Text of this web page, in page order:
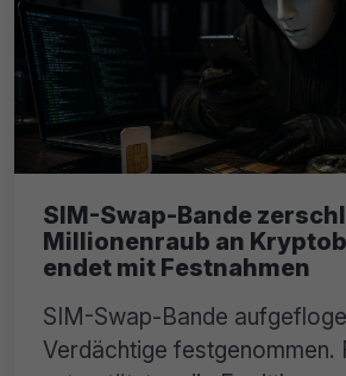
SIM-Swap-Bande
Millionenraub an
endet mit Festnahmen
SIM-Swap-Bande
Verdächtige festgenommen.